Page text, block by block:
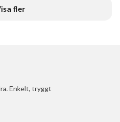
fler
Enkelt, tryggt